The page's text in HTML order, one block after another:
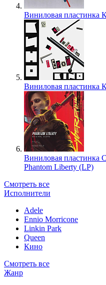
Виниловая пластинка
Виниловая пластинка
Виниловая пластинка
Phantom Liberty (LP)
Смотреть все
Исполнители
Adele
Ennio Morricone
Linkin Park
Queen
Кино
Смотреть все
Жанр